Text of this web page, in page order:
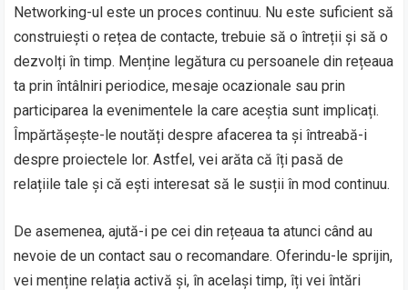
Networking-ul este un proces continuu. Nu este suficient să
construiești o rețea de contacte, trebuie să o întreții și să o
dezvolți în timp. Menține legătura cu persoanele din rețeaua
ta prin întâlniri periodice, mesaje ocazionale sau prin
participarea la evenimentele la care aceștia sunt implicați.
Împărtășește-le noutăți despre afacerea ta și întreabă-i
despre proiectele lor. Astfel, vei arăta că îți pasă de
relațiile tale și că ești interesat să le susții în mod continuu.
De asemenea, ajută-i pe cei din rețeaua ta atunci când au
nevoie de un contact sau o recomandare. Oferindu-le sprijin,
vei menține relația activă și, în același timp, îți vei întări